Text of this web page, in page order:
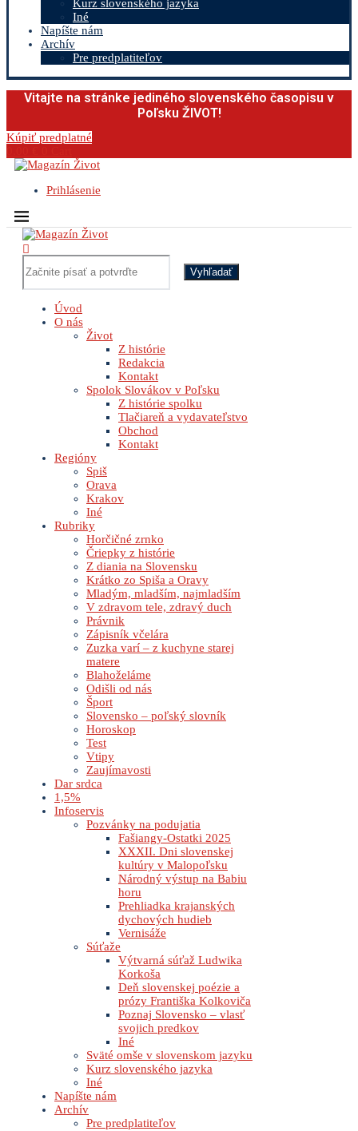
Kurz slovenského jazyka
Iné
Napíšte nám
Archív
Pre predplatiteľov
Vitajte na stránke jediného slovenského časopisu v
Poľsku ŽIVOT!
Kúpiť predplatné
Prihlásenie
Vyhľadať
Úvod
O nás
Život
Z histórie
Redakcia
Kontakt
Spolok Slovákov v Poľsku
Z histórie spolku
Tlačiareň a vydavateľstvo
Obchod
Kontakt
Regióny
Spiš
Orava
Krakov
Iné
Rubriky
Horčičné zrnko
Čriepky z histórie
Z diania na Slovensku
Krátko zo Spiša a Oravy
Mladým, mladším, najmladším
V zdravom tele, zdravý duch
Právnik
Zápisník včelára
Zuzka varí – z kuchyne starej
matere
Blahoželáme
Odišli od nás
Šport
Slovensko – poľský slovník
Horoskop
Test
Vtipy
Zaujímavosti
Dar srdca
1,5%
Infoservis
Pozvánky na podujatia
Fašiangy-Ostatki 2025
XXXII. Dni slovenskej
kultúry v Malopoľsku
Národný výstup na Babiu
horu
Prehliadka krajanských
dychových hudieb
Vernisáže
Súťaže
Výtvarná súťaž Ludwika
Korkoša
Deň slovenskej poézie a
prózy Františka Kolkoviča
Poznaj Slovensko – vlasť
svojich predkov
Iné
Sväté omše v slovenskom jazyku
Kurz slovenského jazyka
Iné
Napíšte nám
Archív
Pre predplatiteľov